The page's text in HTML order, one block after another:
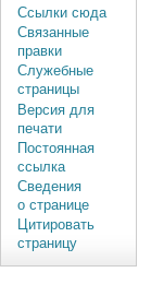
Ссылки сюда
Связанные
правки
Служебные
страницы
Версия для
печати
Постоянная
ссылка
Сведения
о странице
Цитировать
страницу